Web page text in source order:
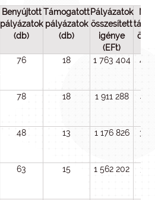
Benyújtott
pályázatok
(db)
Támogatott
pályázatok
(db)
Pályázatok
összesített
igénye
(EFt)
76 18 1 763 404
78 18 1 911 288
48 13 1 176 826
63 15 1 562 202